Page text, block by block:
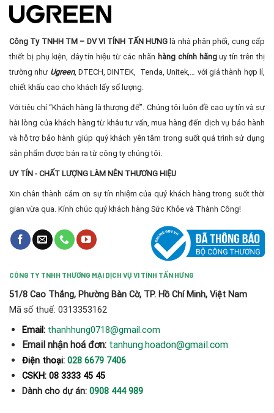
Công Ty TNHH TM – DV VI TÍNH TẤN HƯNG là nhà phân phối, cung cấp
thiết bị phụ kiện, dây tín hiệu từ các nhãn hàng chính hãnguy tín trên thị
trường như Ugreen, DTECH, DINTEK, Tenda, Unitek,… với giá thành hợp lí,
chiết khấu cao cho khách lấy số lượng.
Với tiêu chí “Khách hàng là thượng đế”. Chúng tôi luôn đề cao uy tín và sự
hài lòng của khách hàng từ khâu tư vấn, mua hàng đến dịch vụ bảo hành
và hỗ trợ bảo hành giúp quý khách yên tâm trong suốt quá trình sử dụng
sản phẩm được bán ra từ công ty chúng tôi.
UY TÍN - CHẤT LƯỢNG LÀM NÊN THƯƠNG HIỆU
Xin chân thành cảm ơn sự tín nhiệm của quý khách hàng trong suốt thời
gian vừa qua. Kính chúc quý khách hàng Sức Khỏe và Thành Công!
CÔNG TY TNHH THƯƠNG MẠI DỊCH VỤ VI TÍNH TẤN HƯNG
51/8 Cao Thắng, Phường Bàn Cờ, TP. Hồ Chí Minh, Việt Nam
Mã số thuế: 0313353162
Email: thanhhung0718@gmail.com
Email nhận hoá đơn: tanhung.hoadon@gmail.com
Điện thoại: 028 6679 7406
CSKH: 08 3333 45 45
Dành cho dự án: 0908 444 989